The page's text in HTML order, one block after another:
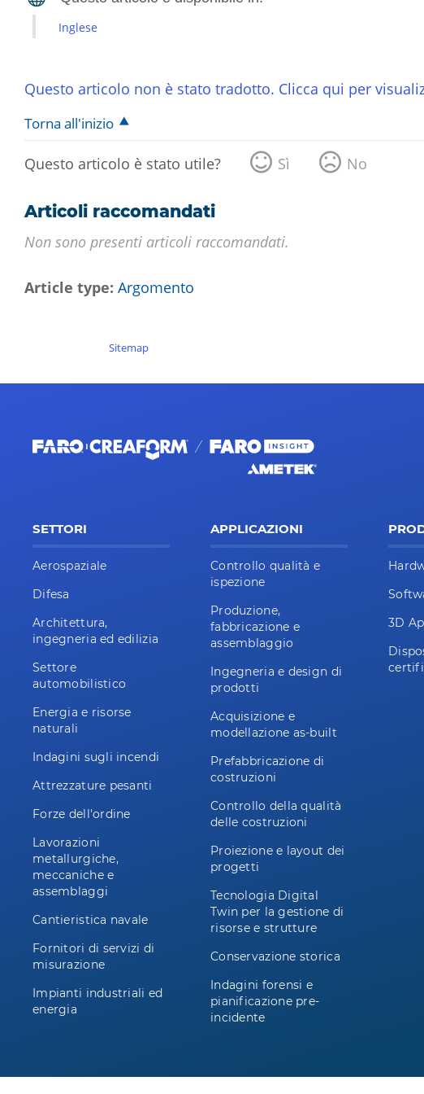
Inglese
Questo articolo non è stato tradotto. Clicca qui per
Torna all'inizio
Questo articolo è stato utile? Sì No
Articoli raccomandati
Non sono presenti articoli raccomandati.
Article type Argomento
Sitemap
SETTORI
Aerospaziale
Difesa
Architettura,
ingegneria ed edilizia
Settore
automobilistico
Energia e risorse
naturali
Indagini sugli incendi
Attrezzature pesanti
Forze dell'ordine
Lavorazioni
metallurgiche,
meccaniche e
assemblaggi
Cantieristica navale
Fornitori di servizi di
misurazione
Impianti industriali ed
energia
APPLICAZIONI
Controllo qualità e
ispezione
Produzione,
fabbricazione e
assemblaggio
Ingegneria e design di
prodotti
Acquisizione e
modellazione as-built
Prefabbricazione di
costruzioni
Controllo della qualità
delle costruzioni
Proiezione e layout dei
progetti
Tecnologia Digital
Twin per la gestione di
risorse e strutture
Conservazione storica
Indagini forensi e
pianificazione pre-
incidente
3D